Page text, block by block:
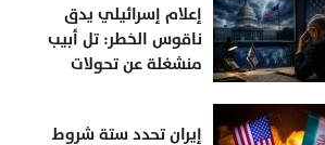
إعلام إسرائيلي يدق
ناقوس الخطر: تل أبيب
منشغلة عن تحولات
إيران تحدد ستة شروط